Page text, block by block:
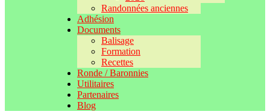
Randonnées anciennes
Adhésion
Documents
Balisage
Formation
Recettes
Ronde / Baronnies
Utilitaires
Partenaires
Blog